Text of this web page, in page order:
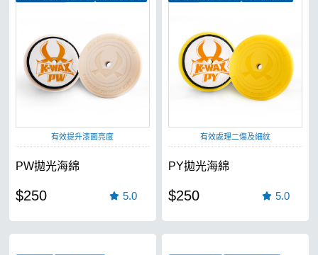
有效提升漆面亮度
PW拋光海綿
$250 5.0
有效處理二傷及細紋
PY拋光海綿
$250 5.0